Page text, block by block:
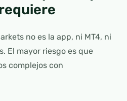
no es la app, ni MT4, ni
El mayor riesgo es que
complejos con